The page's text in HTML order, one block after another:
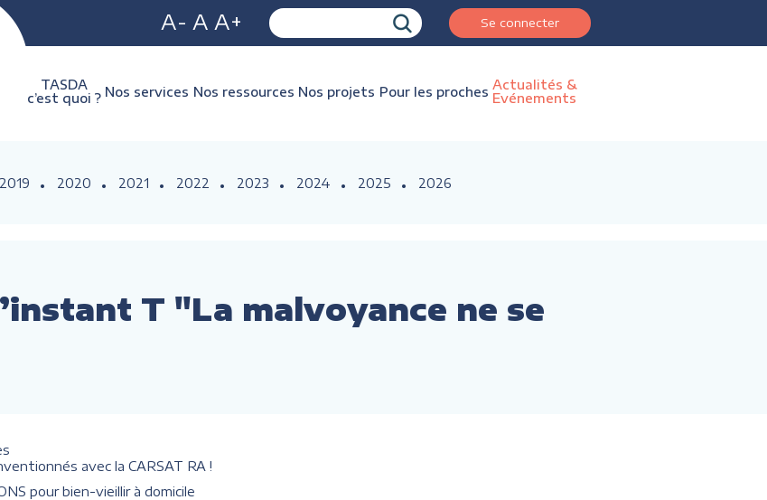
A- A A+ Se connecter
TASDA
c’est quoi ? Nos services Nos ressources Nos projets Pour les proches Actualités &
Evénements
2019 2020 2021 2022 2023 2024 2025 2026
T "La malvoyance ne se
avec la CARSAT RA !
pour bien-vieillir à domicile